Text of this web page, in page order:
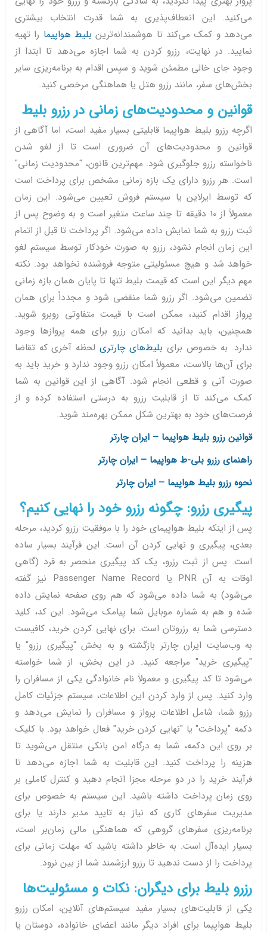
می‌کنید. این انعطاف‌پذیری به شما قدرت انتخاب بیشتری
می‌دهد و کمک می‌کند تا هوشمندانه‌ترین بلیط هواپیما را تهیه
نمایید. در نهایت، رزرو کردن به شما اجازه می‌دهد تا ابتدا از
وجود جای خالی مطمئن شوید و سپس اقدام به برنامه‌ریزی سایر
بخش‌های سفر، مانند رزرو هتل یا هماهنگی مرخصی کنید.
قوانین و محدودیت‌های زمانی در رزرو بلیط
اگرچه رزرو بلیط هواپیما قابلیتی بسیار مفید است، اما آگاهی از
قوانین و محدودیت‌های آن ضروری است تا از لغو شدن
ناخواسته رزرو جلوگیری شود. مهم‌ترین قانون، "محدودیت زمانی"
است. هر رزرو دارای یک بازه زمانی مشخص برای پرداخت است
که توسط ایرلاین یا سیستم فروش تعیین می‌شود. این زمان
معمولاً از 10 دقیقه تا چند ساعت متغیر است و به وضوح پس از
ثبت رزرو به شما نمایش داده می‌شود. اگر پرداخت تا قبل از اتمام
این زمان انجام نشود، رزرو به صورت خودکار توسط سیستم لغو
خواهد شد و هیچ مسئولیتی متوجه فروشنده نخواهد بود. نکته
مهم دیگر این است که قیمت بلیط تنها تا پایان همان بازه زمانی
تضمین می‌شود. اگر رزرو شما منقضی شود و مجدداً برای همان
پرواز اقدام کنید، ممکن است با قیمت متفاوتی روبرو شوید.
همچنین، باید بدانید که امکان رزرو برای همه پروازها وجود
ندارد. به خصوص برای بلیط‌های چارتری لحظه آخری که تقاضا
برای آن‌ها بالاست، معمولاً امکان رزرو وجود ندارد و خرید باید به
صورت آنی و قطعی انجام شود. آگاهی از این قوانین به شما
کمک می‌کند تا از قابلیت رزرو به درستی استفاده کرده و از
فرصت‌های خود به بهترین شکل ممکن بهره‌مند شوید.
قوانین رزرو بلیط هواپیما – ایران چارتر
راهنمای رزرو بلی-ط هواپیما – ایران چارتر
نحوه رزرو بلیط هواپیما – ایران چارتر
پیگیری رزرو: چگونه رزرو خود را نهایی کنیم؟
پس از اینکه بلیط هواپیمای خود را با موفقیت رزرو کردید، مرحله
بعدی، پیگیری و نهایی کردن آن است. این فرآیند بسیار ساده
است. پس از ثبت رزرو، یک کد پیگیری منحصر به فرد (گاهی
اوقات به آن PNR یا Passenger Name Record نیز گفته
می‌شود) به شما داده می‌شود که هم روی صفحه نمایش داده
شده و هم به شماره موبایل شما پیامک می‌شود. این کد، کلید
دسترسی شما به رزروتان است. برای نهایی کردن خرید، کافیست
به وب‌سایت ایران چارتر بازگشته و به بخش "پیگیری رزرو" یا
"پیگیری خرید" مراجعه کنید. در این بخش، از شما خواسته
می‌شود تا کد پیگیری و معمولاً نام خانوادگی یکی از مسافران را
وارد کنید. پس از وارد کردن این اطلاعات، سیستم جزئیات کامل
رزرو شما، شامل اطلاعات پرواز و مسافران را نمایش می‌دهد و
دکمه "پرداخت" یا "نهایی کردن خرید" فعال خواهد بود. با کلیک
بر روی این دکمه، شما به درگاه امن بانکی منتقل می‌شوید تا
هزینه را پرداخت کنید. این قابلیت به شما اجازه می‌دهد تا
فرآیند خرید را در دو مرحله مجزا انجام دهید و کنترل کاملی بر
روی زمان پرداخت داشته باشید. این سیستم به خصوص برای
مدیریت سفرهای کاری که نیاز به تایید مدیر دارند یا برای
برنامه‌ریزی سفرهای گروهی که هماهنگی مالی زمان‌بر است،
بسیار ایده‌آل است. به خاطر داشته باشید که مهلت زمانی برای
پرداخت را از دست ندهید تا رزرو ارزشمند شما از بین نرود.
رزرو بلیط برای دیگران: نکات و مسئولیت‌ها
یکی از قابلیت‌های بسیار مفید سیستم‌های آنلاین، امکان رزرو
بلیط هواپیما برای افراد دیگر مانند اعضای خانواده، دوستان یا